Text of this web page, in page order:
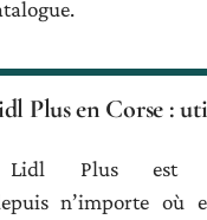
Plus en Corse :
Lidl Plus est
n’importe où